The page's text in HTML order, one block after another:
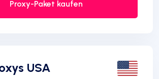
Proxy-Paket kaufen
USA